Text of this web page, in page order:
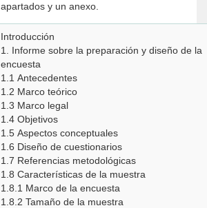
apartados y un anexo.
Introducción
1. Informe sobre la preparación y diseño de la
encuesta
1.1 Antecedentes
1.2 Marco teórico
1.3 Marco legal
1.4 Objetivos
1.5 Aspectos conceptuales
1.6 Diseño de cuestionarios
1.7 Referencias metodológicas
1.8 Características de la muestra
1.8.1 Marco de la encuesta
1.8.2 Tamaño de la muestra